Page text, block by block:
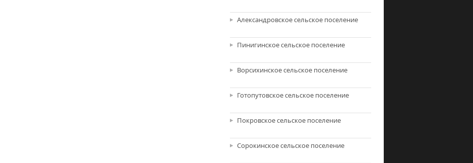
Александровское сельское поселение
Пинигинское сельское поселение
Ворсихинское сельское поселение
Готопутовское сельское поселение
Покровское сельское поселение
Сорокинское сельское поселение